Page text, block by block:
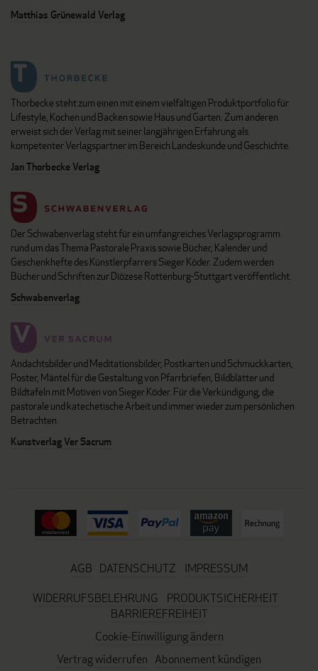
Matthias Grünewald Verlag
Thorbecke steht zum einen mit einem vielfältigen Produktportfolio für
Lifestyle, Kochen und Backen sowie Haus und Garten. Zum anderen
erweist sich der Verlag mit seiner langjährigen Erfahrung als
kompetenter Verlagspartner im Bereich Landeskunde und Geschichte.
Jan Thorbecke Verlag
Der Schwabenverlag steht für ein umfangreiches Verlagsprogramm
rund um das Thema Pastorale Praxis sowie Bücher, Kalender und
Geschenkhefte des Künstlerpfarrers Sieger Köder. Zudem werden
Bücher und Schriften zur Diözese Rottenburg-Stuttgart veröffentlicht.
Schwabenverlag
Andachtsbilder und Meditationsbilder, Postkarten und Schmuckkarten,
Poster, Mäntel für die Gestaltung von Pfarrbriefen, Bildblätter und
Bildtafeln mit Motiven von Sieger Köder. Für die Verkündigung, die
pastorale und katechetische Arbeit und immer wieder zum persönlichen
Betrachten.
Kunstverlag Ver Sacrum
AGB DATENSCHUTZ
IMPRESSUM
WIDERRUFSBELEHRUNG
PRODUKTSICHERHEIT
BARRIEREFREIHEIT
Cookie-Einwilligung ändern
Vertrag widerrufen Abonnement kündigen